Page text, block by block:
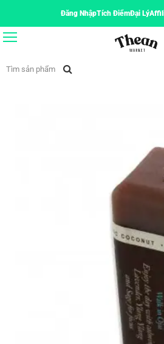
Đăng NhậpTích ĐiểmĐại Lý